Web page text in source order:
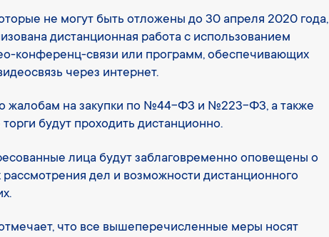
не могут быть отложены до 30 апреля 2020 года,
дистанционная работа с использованием
конференц-связи или программ, обеспечивающих
через интернет.
жалобам на закупки по №44-ФЗ и №223-ФЗ, а также
будут проходить дистанционно.
лица будут заблаговременно оповещены о
рассмотрения дел и возможности дистанционного
что все вышеперечисленные меры носят